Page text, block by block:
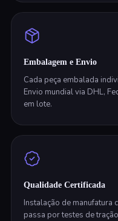
Embalagem e Envio
Cada peça embalada
Envio mundial via DHL,
em lote.
Qualidade Certificada
Instalação de manufatura
passa por testes de